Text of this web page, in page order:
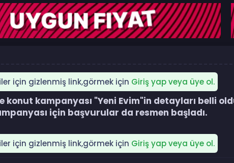
için gizlenmiş link,görmek için Giriş yap veya üye ol.
konut kampanyası "Yeni Evim"in detayları belli
için başvurular da resmen başladı.​
için gizlenmiş link,görmek için Giriş yap veya üye ol.